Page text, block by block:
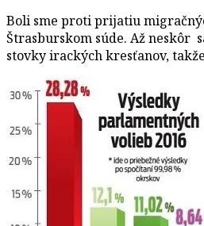
Boli sme proti prijatiu
Štrasburskom súde. Až neskôr
stovky irackých kresťanov,